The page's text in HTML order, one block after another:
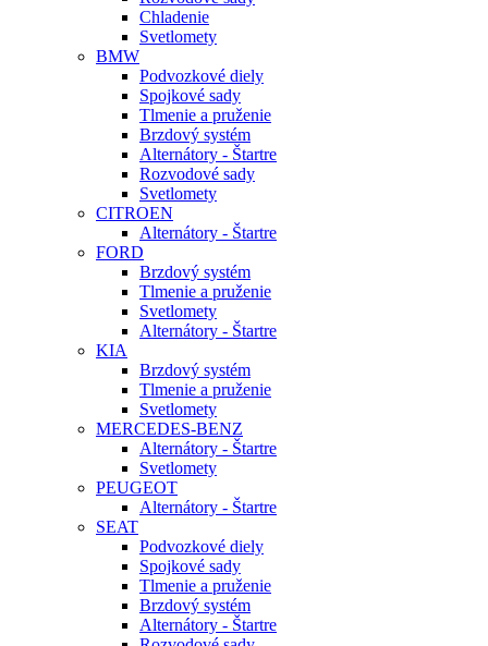
Chladenie
Svetlomety
BMW
Podvozkové diely
Spojkové sady
Tlmenie a pruženie
Brzdový systém
Alternátory - Štartre
Rozvodové sady
Svetlomety
CITROEN
Alternátory - Štartre
FORD
Brzdový systém
Tlmenie a pruženie
Svetlomety
Alternátory - Štartre
KIA
Brzdový systém
Tlmenie a pruženie
Svetlomety
MERCEDES-BENZ
Alternátory - Štartre
Svetlomety
PEUGEOT
Alternátory - Štartre
SEAT
Podvozkové diely
Spojkové sady
Tlmenie a pruženie
Brzdový systém
Alternátory - Štartre